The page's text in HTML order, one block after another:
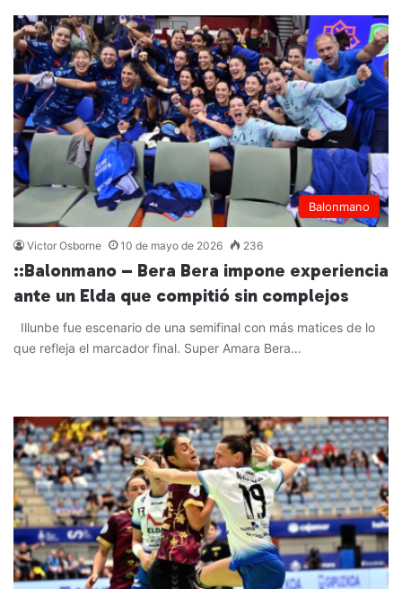
Balonmano
Victor Osborne 10 de mayo de 2026 236
::Balonmano – Bera Bera impone experiencia
ante un Elda que compitió sin complejos
Illunbe fue escenario de una semifinal con más matices de lo
que refleja el marcador final. Super Amara Bera…